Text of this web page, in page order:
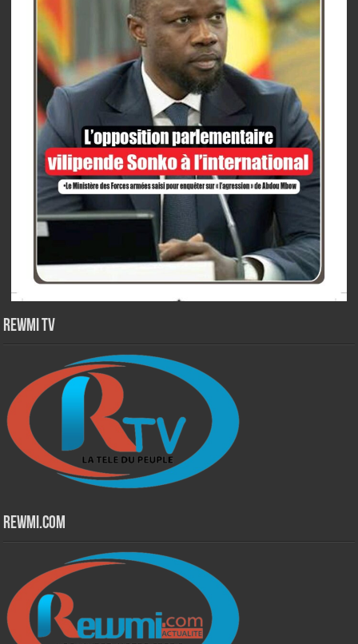
Rewmi TV
Rewmi.Com